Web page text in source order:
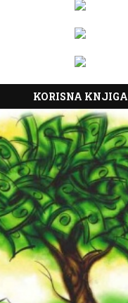
KORISNA KNJIGA